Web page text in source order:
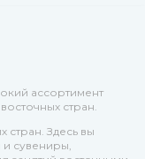
ассортимент
стран.
стран. Здесь вы
и сувениры,